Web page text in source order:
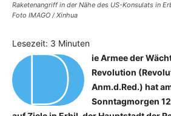
Raketenangriff in der Nähe des US-Konsulats in
Foto IMAGO / Xinhua
Lesezeit: 3 Minuten
D
ie Armee der
Revolution
Anm.d.Red.) hat
Sonntagmorgen